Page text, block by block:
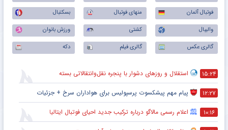
فوتبال آلمان
منهای فوتبال
بسکتبال
والیبال
کشتی
ورزش بانوان
گالری عکس
گالری فیلم دکه
۱۵:۲۴ استقلال و روزهای دشوار با پنجره نقل‌وانتقالاتی بسته
۱۲:۲۷ پیام مهم پیشکسوت پرسپولیس برای هواداران سرخ + جزئیات
۱۰:۱۶ اعلام رسمی مالاگو درباره ترکیب جدید احیای فوتبال ایتالیا